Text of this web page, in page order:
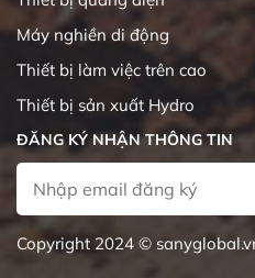
Máy nghiền di động
Thiết bị làm việc trên cao
Thiết bị sản xuất Hydro
ĐĂNG KÝ NHẬN THÔNG TIN
Copyright 2024 ©